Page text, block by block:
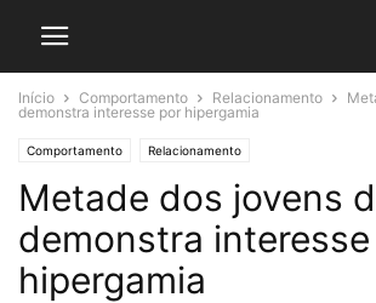
Início Comportamento Relacionamento
demonstra interesse por hipergamia
Comportamento Relacionamento
Metade dos jovens
demonstra
hipergamia